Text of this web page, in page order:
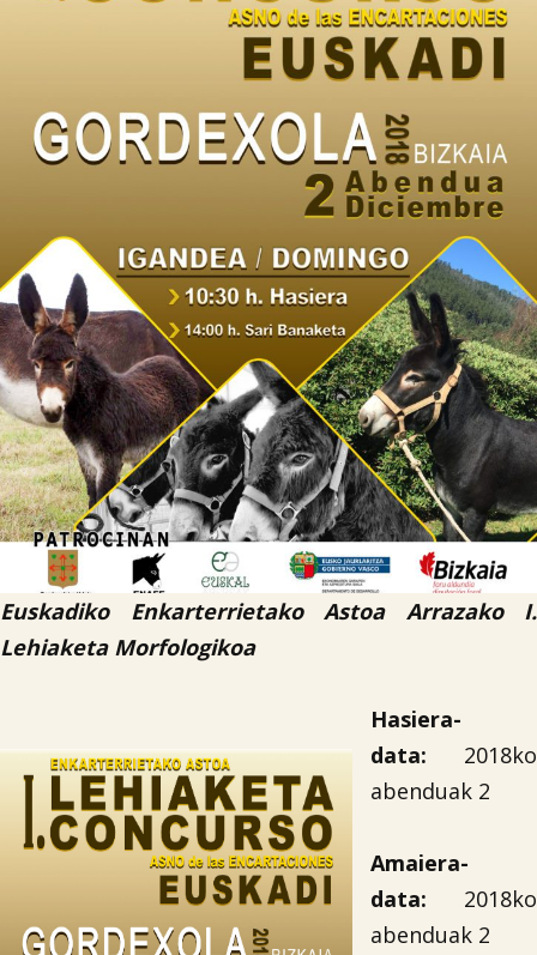
Lursail Market
Euskadiko Enkarterrietako Astoa Arrazako I.
Lehiaketa Morfologikoa
Hasiera-
data: 2018ko
abenduak 2
Amaiera-
data: 2018ko
abenduak 2